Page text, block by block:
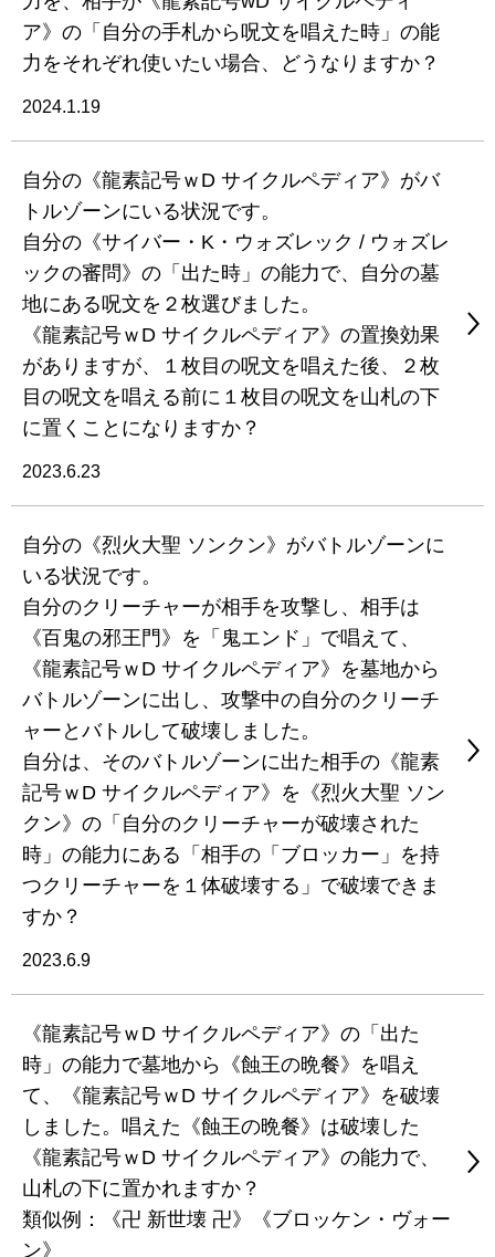
ア》の「自分の手札から呪文を唱えた時」の能
力をそれぞれ使いたい場合、どうなりますか？
2024.1.19
自分の《龍素記号ｗD サイクルペディア》がバ
トルゾーンにいる状況です。
自分の《サイバー・K・ウォズレック / ウォズレ
ックの審問》の「出た時」の能力で、自分の墓
地にある呪文を２枚選びました。
《龍素記号ｗD サイクルペディア》の置換効果
がありますが、１枚目の呪文を唱えた後、２枚
目の呪文を唱える前に１枚目の呪文を山札の下
に置くことになりますか？
2023.6.23
自分の《烈火大聖 ソンクン》がバトルゾーンに
いる状況です。
自分のクリーチャーが相手を攻撃し、相手は
《百鬼の邪王門》を「鬼エンド」で唱えて、
《龍素記号ｗD サイクルペディア》を墓地から
バトルゾーンに出し、攻撃中の自分のクリーチ
ャーとバトルして破壊しました。
自分は、そのバトルゾーンに出た相手の《龍素
記号ｗD サイクルペディア》を《烈火大聖 ソン
クン》の「自分のクリーチャーが破壊された
時」の能力にある「相手の「ブロッカー」を持
つクリーチャーを１体破壊する」で破壊できま
すか？
2023.6.9
《龍素記号ｗD サイクルペディア》の「出た
時」の能力で墓地から《蝕王の晩餐》を唱え
て、《龍素記号ｗD サイクルペディア》を破壊
しました。唱えた《蝕王の晩餐》は破壊した
《龍素記号ｗD サイクルペディア》の能力で、
山札の下に置かれますか？
類似例：《卍 新世壊 卍》《ブロッケン・ヴォー
ン》